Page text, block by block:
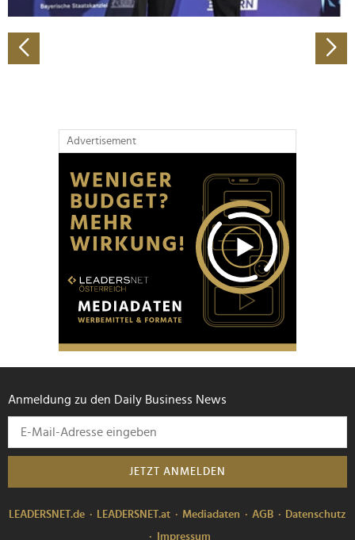
weiteren Daten zusammen, die Sie ihnen bereitgestellt
gesammelt haben.
Advertisement
Anmeldung zu den Daily Business News
JETZT ANMELDEN
LEADERSNET.de LEADERSNET.at Mediadaten AGB
Datenschutz
Impressum